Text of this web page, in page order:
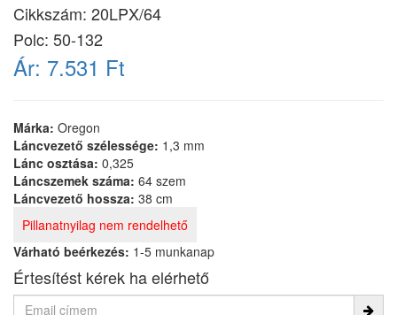
Cikkszám: 20LPX/64
Polc: 50-132
Ár: 7.531 Ft
Márka: Oregon
Láncvezető szélessége: 1,3 mm
Lánc osztása: 0,325
Láncszemek száma: 64 szem
Láncvezető hossza: 38 cm
Pillanatnyilag nem rendelhető
Várható beérkezés: 1-5 munkanap
Értesítést kérek ha elérhető